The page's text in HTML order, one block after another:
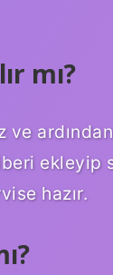
mı?
ve
ekleyip
hazır.